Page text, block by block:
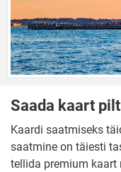
Saada kaart
Kaardi saatmiseks
saatmine on täiesti
tellida premium kaart